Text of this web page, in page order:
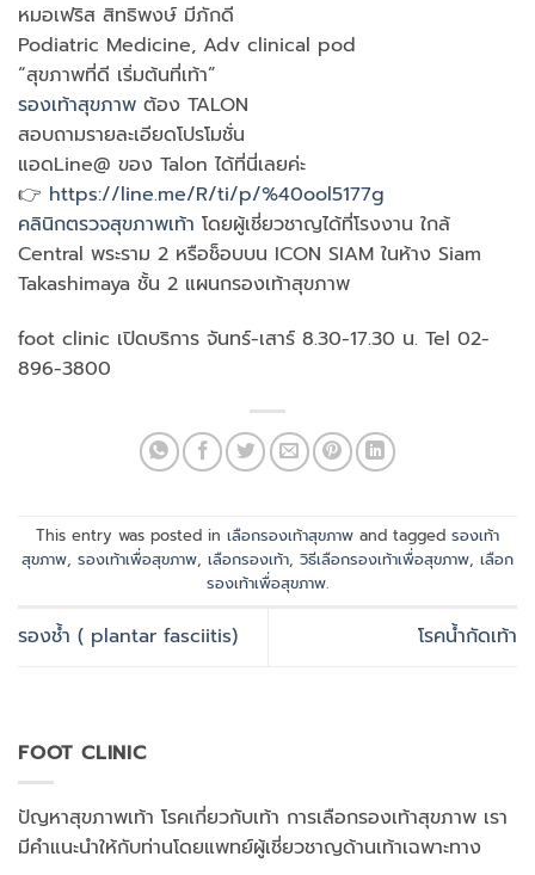
หมอเฟริส สิทธิพงษ์ มีภักดี
Podiatric Medicine, Adv clinical pod
“สุขภาพที่ดี เริ่มต้นที่เท้า”
รองเท้าสุขภาพ ต้อง TALON
สอบถามรายละเอียดโปรโมชั่น
แอดLine@ ของ Talon ได้ที่นี่เลยค่ะ
👉 https://line.me/R/ti/p/%40ool5177g
คลินิกตรวจสุขภาพเท้า โดยผู้เชี่ยวชาญได้ที่โรงงาน ใกล้
Central พระราม 2 หรือช็อบบน ICON SIAM ในห้าง Siam
Takashimaya ชั้น 2 แผนกรองเท้าสุขภาพ
foot clinic เปิดบริการ จันทร์-เสาร์ 8.30-17.30 น. Tel 02-
896-3800
This entry was posted in เลือกรองเท้าสุขภาพ and tagged รองเท้า
สุขภาพ, รองเท้าเพื่อสุขภาพ, เลือกรองเท้า, วิธีเลือกรองเท้าเพื่อสุขภาพ, เลือก
รองเท้าเพื่อสุขภาพ.
รองช้ำ ( plantar fasciitis) โรคน้ำกัดเท้า
FOOT CLINIC
ปัญหาสุขภาพเท้า โรคเกี่ยวกับเท้า การเลือกรองเท้าสุขภาพ เรา
มีคำแนะนำให้กับท่านโดยแพทย์ผู้เชี่ยวชาญด้านเท้าเฉพาะทาง